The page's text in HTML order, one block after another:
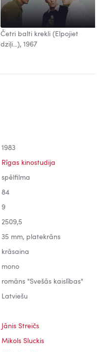
Četri balti krekli (Elpojiet
dziļi...), 1967
1983
Rīgas kinostudija
spēlfilma
84
9
2509,5
35 mm, platekrāns
krāsaina
mono
romāns "Svešās kaislības"
Latviešu
Jānis Streičs
Mikols Sluckis